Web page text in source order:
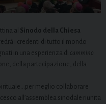
al Sinodo della Chiesa
i credenti di tutto il mondo
in una esperienza di cammino
della partecipazione, della
meglio collaborare
all’assemblea sinodale riunita